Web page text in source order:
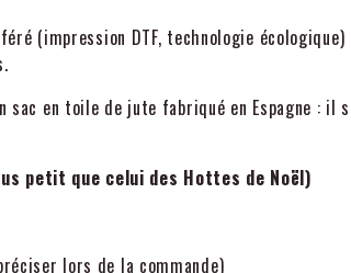
(impression DTF, technologie
en toile de jute fabriqué en Espagne :
petit que celui des Hottes de Noël)
lors de la commande)